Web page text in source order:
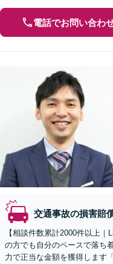
電話でお問い合わ
交通事故の損害賠
【相談件数累計2000件以上
の方でも自分のペースで落ち
力で正当な金額を獲得します